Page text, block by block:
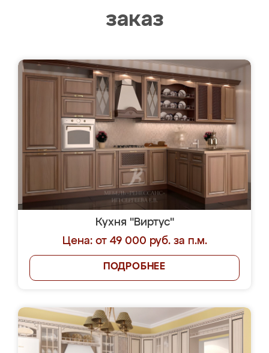
заказ
Кухня "Виртус"
Цена: от 49 000 руб. за п.м.
ПОДРОБНЕЕ